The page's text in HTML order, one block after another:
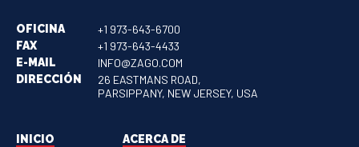
OFICINA +1 973-643-6700
FAX +1 973-643-4433
E-MAIL INFO@ZAGO.COM
DIRECCIÓN
26 EASTMANS ROAD,
PARSIPPANY, NEW JERSEY, USA
INICIO
ACERCA DE